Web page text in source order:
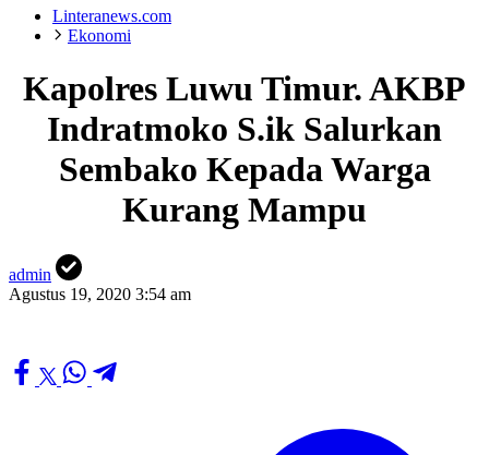
Linteranews.com
Ekonomi
Kapolres Luwu Timur. AKBP
Indratmoko S.ik Salurkan
Sembako Kepada Warga
Kurang Mampu
admin
Agustus 19, 2020 3:54 am